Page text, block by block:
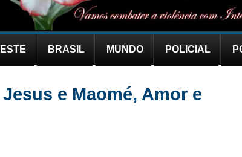
BRASIL MUNDO POLICIAL
e Maomé, Amor e